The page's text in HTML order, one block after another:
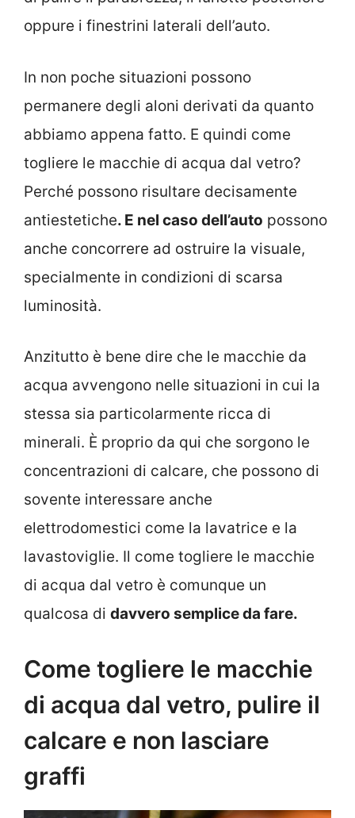
oppure i finestrini laterali dell’auto.
In non poche situazioni possono
permanere degli aloni derivati da quanto
abbiamo appena fatto. E quindi come
togliere le macchie di acqua dal vetro?
Perché possono risultare decisamente
antiestetiche. E nel caso dell’auto possono
anche concorrere ad ostruire la visuale,
specialmente in condizioni di scarsa
luminosità.
Anzitutto è bene dire che le macchie da
acqua avvengono nelle situazioni in cui la
stessa sia particolarmente ricca di
minerali. È proprio da qui che sorgono le
concentrazioni di calcare, che possono di
sovente interessare anche
elettrodomestici come la lavatrice e la
lavastoviglie. Il come togliere le macchie
di acqua dal vetro è comunque un
qualcosa di davvero semplice da fare.
Come togliere le macchie
di acqua dal vetro, pulire il
calcare e non lasciare
graffi